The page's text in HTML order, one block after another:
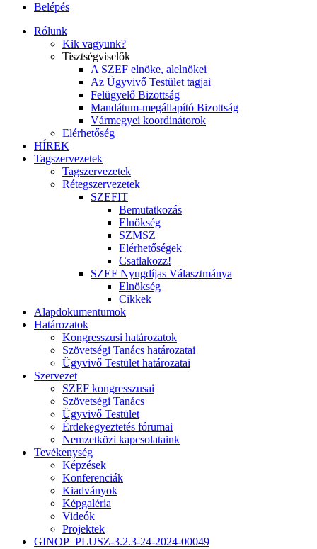
Belépés
Rólunk
Kik vagyunk?
Tisztségviselők
A SZEF elnöke, alelnökei
Az Ügyvivő Testület tagjai
Felügyelő Bizottság
Mandátum-megállapító Bizottság
Vármegyei koordinátorok
Elérhetőség
HÍREK
Tagszervezetek
Tagszervezetek
Rétegszervezetek
SZEFIT
Bemutatkozás
Elnökség
SZMSZ
Elérhetőségek
Csatlakozz!
SZEF Nyugdíjas Választmánya
Elnökség
Cikkek
Alapdokumentumok
Határozatok
Kongresszusi határozatok
Szövetségi Tanács határozatai
Ügyvivő Testület határozatai
Szervezet
SZEF kongresszusai
Szövetségi Tanács
Ügyvivő Testület
Érdekegyeztetés fórumai
Nemzetközi kapcsolataink
Tevékenység
Képzések
Konferenciák
Kiadványok
Képgaléria
Videók
Projektek
GINOP_PLUSZ-3.2.3-24-2024-00049